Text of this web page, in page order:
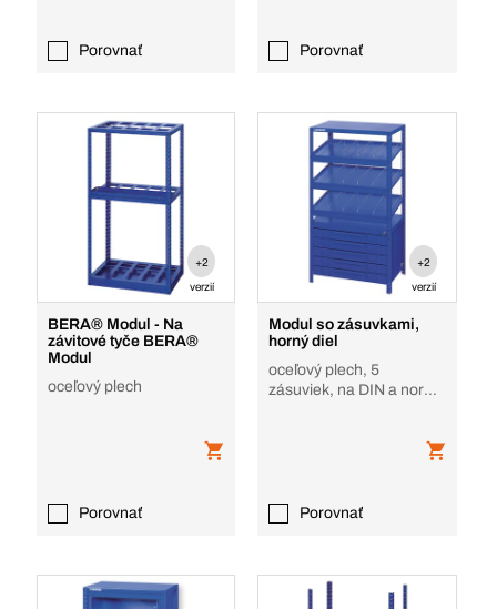
Porovnať Porovnať
+2
verzií
BERA® Modul - Na
závitové tyče BERA®
Modul
oceľový plech
Porovnať
+2
verzií
Modul so zásuvkami,
horný diel
oceľový plech, 5
zásuviek, na DIN a norm.
Porovnať